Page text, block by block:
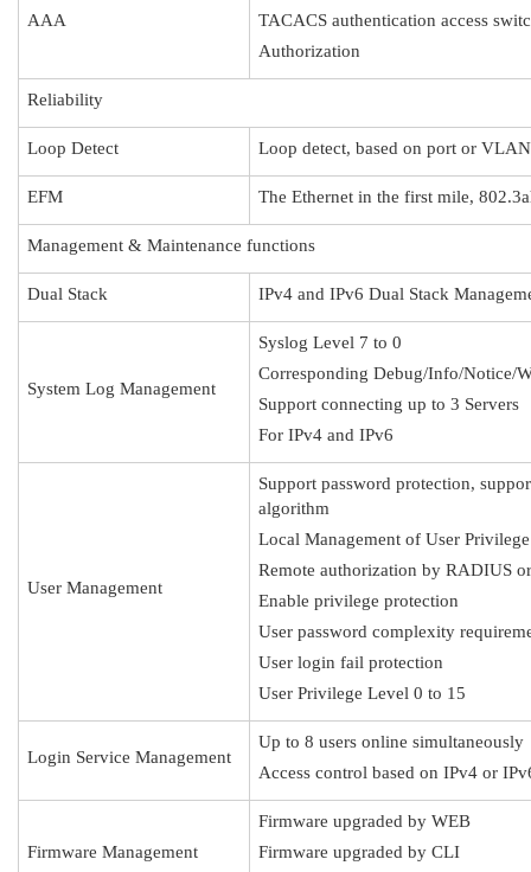
AAA
TACACS authentication access
Authorization
Reliability
Loop Detect Loop detect, based on port or VLAN
EFM The Ethernet in the first mile,
Management & Maintenance functions
Dual Stack IPv4 and IPv6 Dual Stack
System Log Management
Syslog Level 7 to 0
Corresponding Debug/Info/Notice/
Support connecting up to 3 Servers
For IPv4 and IPv6
User Management
Support password protection,
algorithm
Local Management of User Privilege
Remote authorization by RADIUS
Enable privilege protection
User password complexity
User login fail protection
User Privilege Level 0 to 15
Login Service Management
Up to 8 users online simultaneously
Access control based on IPv4 or
Firmware Management
Firmware upgraded by WEB
Firmware upgraded by CLI